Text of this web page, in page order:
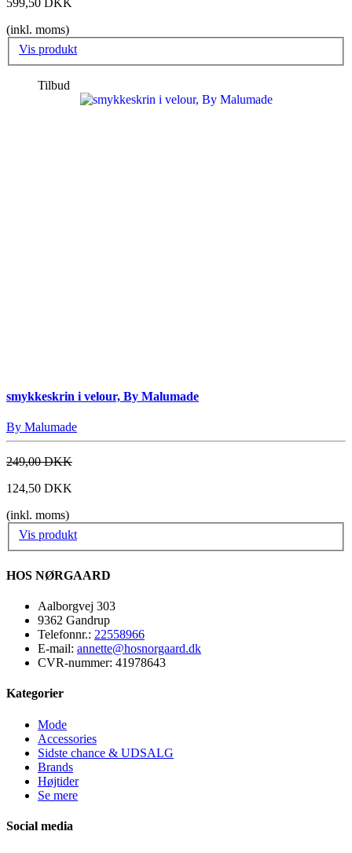
(inkl. moms)
Vis produkt
Tilbud
smykkeskrin i velour, By Malumade
By Malumade
249,00 DKK
124,50 DKK
(inkl. moms)
Vis produkt
HOS NØRGAARD
Aalborgvej 303
9362 Gandrup
Telefonnr.: 22558966
E-mail: annette@hosnorgaard.dk
CVR-nummer: 41978643
Kategorier
Mode
Accessories
Sidste chance & UDSALG
Brands
Højtider
Se mere
Social media